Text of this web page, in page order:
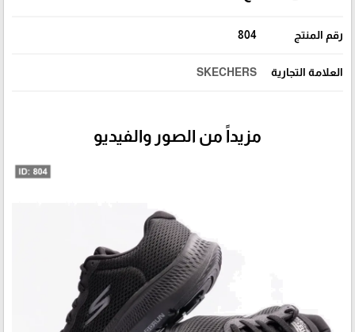
رقم المنتج 804
العلامة التجارية SKECHERS
مزيداً من الصور والفيديو